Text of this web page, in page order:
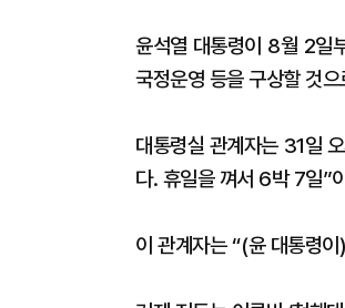
윤석열 대통령이 8월 2일
국정운영 등을 구상할 것
대통령실 관계자는 31일
다. 휴일을 껴서 6박 7일”
이 관계자는 “(윤 대통령